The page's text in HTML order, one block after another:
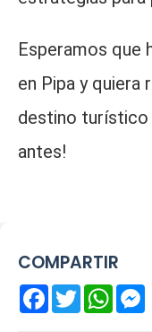
Esperamos que
en Pipa y quiera
destino turístico
antes!
COMPARTIR
Facebook
Twitter